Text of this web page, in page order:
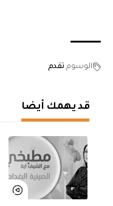
الوسوم تقدم
قد يهمك أيضا